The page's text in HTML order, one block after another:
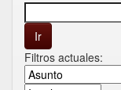
Filtros actuales: